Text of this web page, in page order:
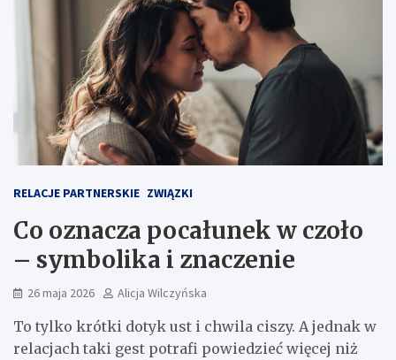
RELACJE PARTNERSKIE ZWIĄZKI
Co oznacza pocałunek w czoło
– symbolika i znaczenie
26 maja 2026 Alicja Wilczyńska
To tylko krótki dotyk ust i chwila ciszy. A jednak w
relacjach taki gest potrafi powiedzieć więcej niż